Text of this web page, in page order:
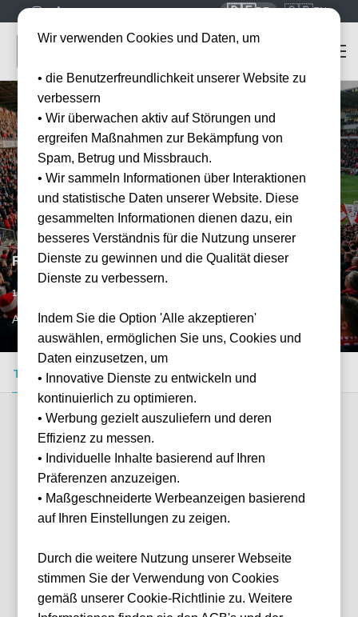
🇩🇪DE 🇬🇧EN
Royal Antwerpen FC vs RAAL La Louviere
13.03.2027
ANR, BE
Tickets kaufen Event-Info FAQ
Verfügbare Kategorien (5)
Wir verwenden Cookies und Daten, um
• die Benutzerfreundlichkeit unserer Website zu
verbessern
• Wir überwachen aktiv auf Störungen und
ergreifen Maßnahmen zur Bekämpfung von
Spam, Betrug und Missbrauch.
• Wir sammeln Informationen über Interaktionen
und statistische Daten unserer Website. Diese
gesammelten Informationen dienen dazu, ein
besseres Verständnis für die Nutzung unserer
Dienste zu gewinnen und die Qualität dieser
Dienste zu verbessern.
Indem Sie die Option 'Alle akzeptieren'
auswählen, ermöglichen Sie uns, Cookies und
Daten einzusetzen, um
• Innovative Dienste zu entwickeln und
kontinuierlich zu optimieren.
• Werbung gezielt auszuliefern und deren
Effizienz zu messen.
• Individuelle Inhalte basierend auf Ihren
Präferenzen anzuzeigen.
• Maßgeschneiderte Werbeanzeigen basierend
auf Ihren Einstellungen zu zeigen.
Durch die weitere Nutzung unserer Webseite
stimmen Sie der Verwendung von Cookies
gemäß unserer Cookie-Richtlinie zu. Weitere